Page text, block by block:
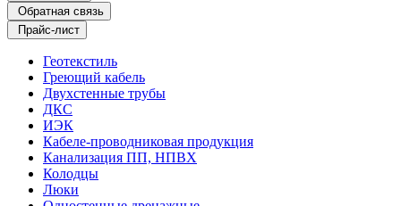
Обратная связь
Прайс-лист
Геотекстиль
Греющий кабель
Двухстенные трубы
ДКС
ИЭК
Кабеле-проводниковая продукция
Канализация ПП, НПВХ
Колодцы
Люки